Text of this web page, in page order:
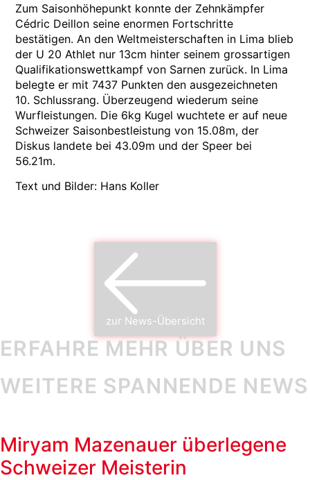
Zum Saisonhöhepunkt konnte der Zehnkämpfer
Cédric Deillon seine enormen Fortschritte
bestätigen. An den Weltmeisterschaften in Lima blieb
der U 20 Athlet nur 13cm hinter seinem grossartigen
Qualifikationswettkampf von Sarnen zurück. In Lima
belegte er mit 7437 Punkten den ausgezeichneten
10. Schlussrang. Überzeugend wiederum seine
Wurfleistungen. Die 6kg Kugel wuchtete er auf neue
Schweizer Saisonbestleistung von 15.08m, der
Diskus landete bei 43.09m und der Speer bei
56.21m.
Text und Bilder: Hans Koller
zur News-Übersicht
ERFAHRE MEHR ÜBER UNS
WEITERE SPANNENDE NEWS
Miryam Mazenauer überlegene
Schweizer Meisterin